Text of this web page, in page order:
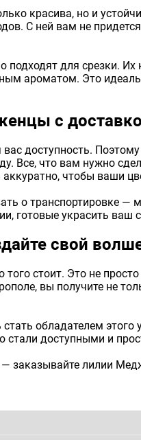
красива, но и
С ней вам не
подходят для срезки.
ароматом. Это
с
доступность.
Все, что вам нужно
аккуратно, чтобы ваши
о транспортировке
готовые украсить ваш
свой
стоит. Это не
вы получите не
обладателем
стали доступными и
заказывайте лилии